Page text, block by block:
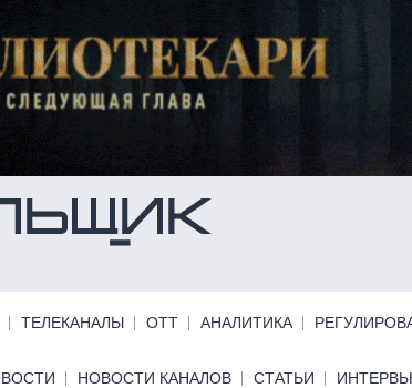
ТЕЛЕКАНАЛЫ ОТТ АНАЛИТИКА
НОВОСТИ КАНАЛОВ СТАТЬИ